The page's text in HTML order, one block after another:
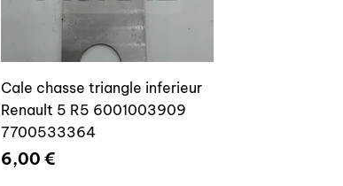
Cale chasse triangle inferieur
Renault 5 R5 6001003909
7700533364
Prix
6,00 €